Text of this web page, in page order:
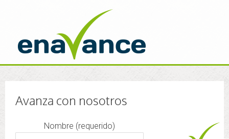
Avanza con nosotros
Nombre (requerido)